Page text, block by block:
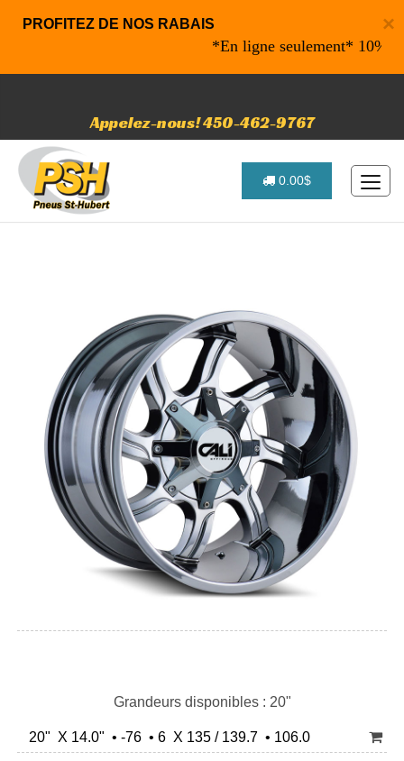
×
PROFITEZ DE NOS RABAIS
*En ligne seulement* 10% de
Appelez-nous! 450-462-9767
0.00$
Grandeurs disponibles : 20"
20" X 14.0" • -76 • 6 X 135 / 139.7 • 106.0